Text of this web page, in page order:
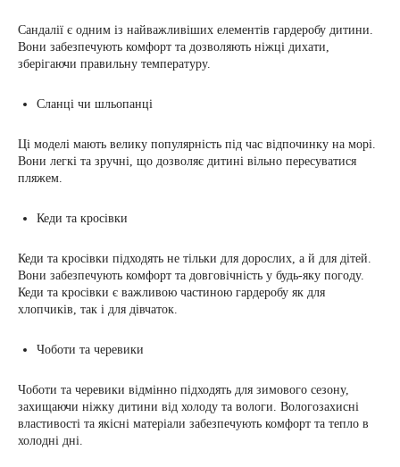
Сандалії є одним із найважливіших елементів гардеробу дитини.
Вони забезпечують комфорт та дозволяють ніжці дихати,
зберігаючи правильну температуру.
Сланці чи шльопанці
Ці моделі мають велику популярність під час відпочинку на морі.
Вони легкі та зручні, що дозволяє дитині вільно пересуватися
пляжем.
Кеди та кросівки
Кеди та кросівки підходять не тільки для дорослих, а й для дітей.
Вони забезпечують комфорт та довговічність у будь-яку погоду.
Кеди та кросівки є важливою частиною гардеробу як для
хлопчиків, так і для дівчаток.
Чоботи та черевики
Чоботи та черевики відмінно підходять для зимового сезону,
захищаючи ніжку дитини від холоду та вологи. Вологозахисні
властивості та якісні матеріали забезпечують комфорт та тепло в
холодні дні.